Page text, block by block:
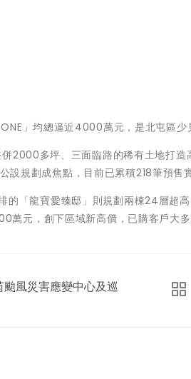
」均總逼近4000萬元，是北屯區少
併2000多坪、三面臨路的稀有土地打
設規劃成焦點，目前已累積218筆預售
的「龍寶愛臻邸」則規劃兩棟24層超
萬元，創下區域新高價，已購客戶大多
風災害應變中心及巡